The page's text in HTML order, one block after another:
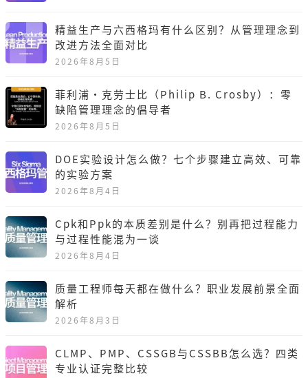
精益生产与六西格玛有什么区别？从管理理念到
改进方法全面对比
2026年8月5日
菲利浦·克劳士比（Philip B. Crosby）：零
缺陷管理理念的倡导者
2026年8月5日
DOE实验设计怎么做？七个步骤建立高效、可靠
的实验方案
2026年8月4日
Cpk和Ppk的本质差别是什么？别再把过程能力
与过程性能混为一谈
2026年8月4日
质量工程师每天都在做什么？职业发展前景全面
解析
2026年8月3日
CLMP、PMP、CSSGB与CSSBB怎么选？四类
专业认证完整比较